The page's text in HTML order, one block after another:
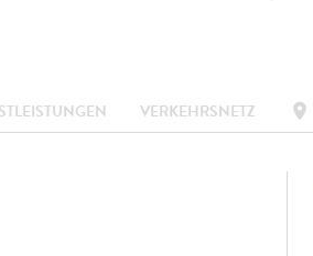
VERKEHRSNETZ location_on